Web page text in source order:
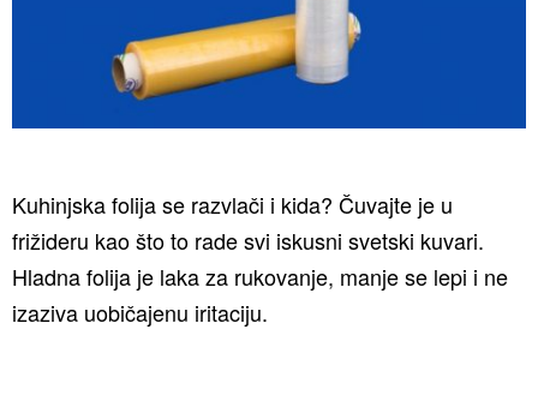
Kuhinjska folija se razvlači i kida? Čuvajte je u
frižideru kao što to rade svi iskusni svetski kuvari.
Hladna folija je laka za rukovanje, manje se lepi i ne
izaziva uobičajenu iritaciju.